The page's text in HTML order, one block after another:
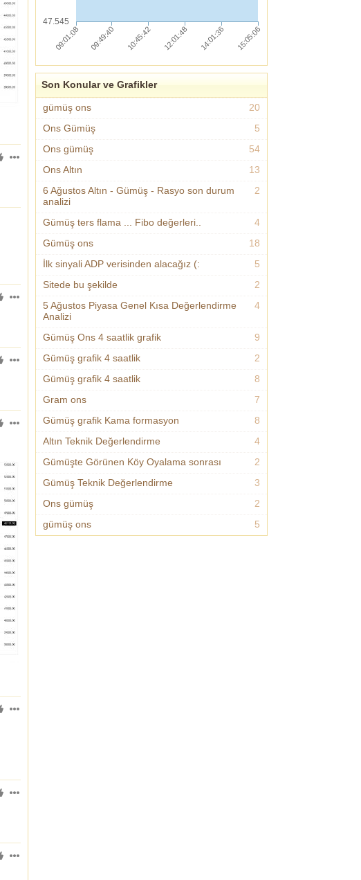
47.545
Son Konular ve Grafikler
gümüş ons
20
Ons Gümüş
5
Ons gümüş
54
Ons Altın
13
6 Ağustos Altın - Gümüş - Rasyo son durum
analizi
2
Gümüş ters flama ... Fibo değerleri..
4
Gümüş ons
18
İlk sinyali ADP verisinden alacağız (:
5
Sitede bu şekilde
2
5 Ağustos Piyasa Genel Kısa Değerlendirme
Analizi
4
Gümüş Ons 4 saatlik grafik
9
Gümüş grafik 4 saatlik
2
Gümüş grafik 4 saatlik
8
Gram ons
7
Gümüş grafik Kama formasyon
8
Altın Teknik Değerlendirme
4
Gümüşte Görünen Köy Oyalama sonrası
2
Gümüş Teknik Değerlendirme
3
Ons gümüş
2
gümüş ons
5